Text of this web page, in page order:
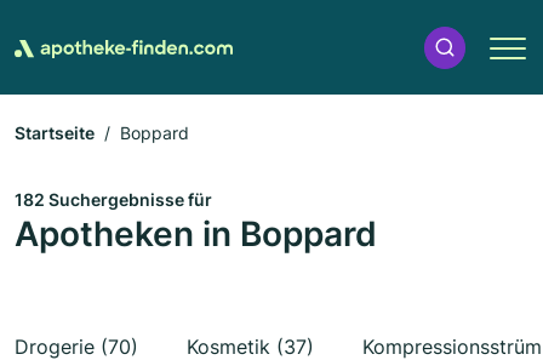
Startseite Boppard
182 Suchergebnisse für
Apotheken in Boppard
Drogerie (70) Kosmetik (37)